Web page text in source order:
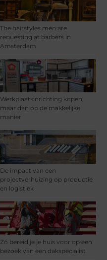
The hairstyles men are
requesting at barbers in
Amsterdam
Werkplaatsinrichting kopen,
maar dan op de makkelijke
manier
De impact van een
projectverhuizing op productie
en logistiek
Zó bereid je je huis voor op een
bezoek van een dakspecialist